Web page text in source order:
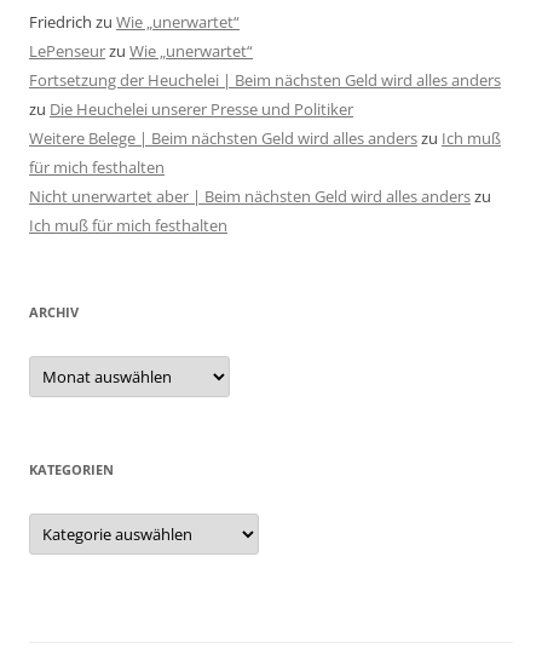
Friedrich zu Wie „unerwartet“
LePenseurzu Wie „unerwartet“
Fortsetzung der Heuchelei | Beim nächsten Geld wird alles anders
zu Die Heuchelei unserer Presse und Politiker
Weitere Belege | Beim nächsten Geld wird alles anderszu Ich muß
für mich festhalten
Nicht unerwartet aber | Beim nächsten Geld wird alles anderszu
Ich muß für mich festhalten
ARCHIV
Archiv
KATEGORIEN
Kategorien